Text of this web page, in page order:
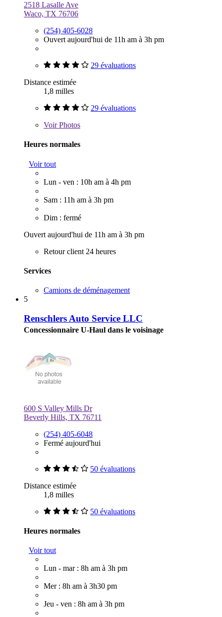
2518 Lasalle Ave
Waco, TX 76706
(254) 405-6028
Ouvert aujourd'hui de 11h am à 3h pm
29 évaluations
Distance estimée
1,8 milles
29 évaluations
VoirPhotos
Heures normales
Voir tout
Lun - ven : 10h am à 4h pm
Sam : 11h am à 3h pm
Dim : fermé
Ouvert aujourd'hui de 11h am à 3h pm
Retour client 24 heures
Services
Camions de déménagement
5
Renschlers Auto Service LLC
Concessionnaire U-Haul dans le voisinage
600 S Valley Mills Dr
Beverly Hills, TX 76711
(254) 405-6048
Fermé aujourd'hui
50 évaluations
Distance estimée
1,8 milles
50 évaluations
Heures normales
Voir tout
Lun - mar : 8h am à 3h pm
Mer : 8h am à 3h30 pm
Jeu - ven : 8h am à 3h pm